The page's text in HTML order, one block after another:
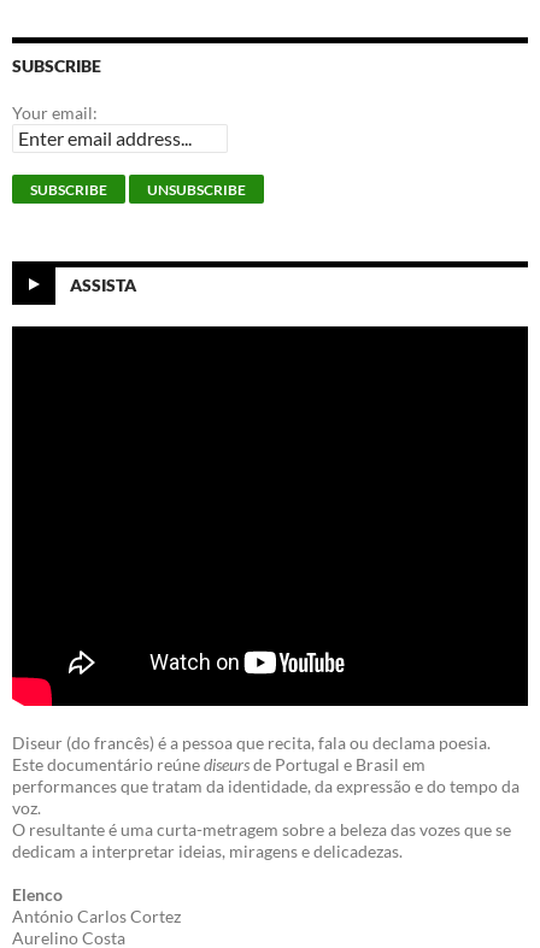
SUBSCRIBE
Your email:
ASSISTA
Diseur (do francês) é a pessoa que recita, fala ou declama poesia.
Este documentário reúnediseursde Portugal e Brasil em
performances que tratam da identidade, da expressão e do tempo da
voz.
O resultante é uma curta-metragem sobre a beleza das vozes que se
dedicam a interpretar ideias, miragens e delicadezas.
Elenco
António Carlos Cortez
Aurelino Costa